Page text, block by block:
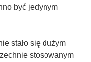
być jedynym
stało się dużym
stosowanym